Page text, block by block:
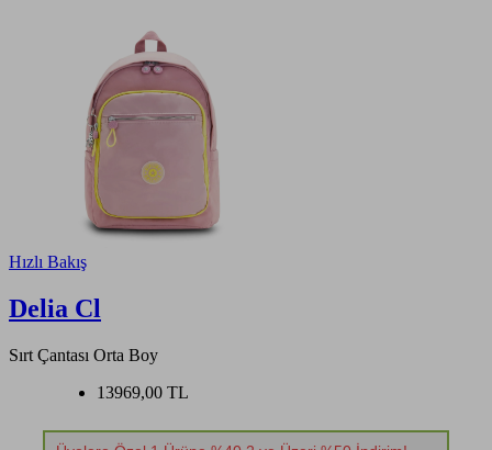
Hızlı Bakış
Delia Cl
Sırt Çantası Orta Boy
13969,00 TL